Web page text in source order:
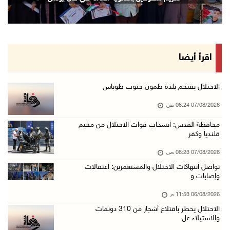
06/آب/2026 10:01 م
رئيس بلدية الخليل يطلع وفدا أميركيا على تطورا ...
إصابة مسن بجروح ورضوض إثر اعتداء جيش الاحتلال ...
06/آب/2026 09:13 م
06/آب/2026 09:08 م
الرئيس يستقبل مجلس بلدية رام الله ويشدد على د ...
06/آب/2026 08:36 م
الاحتلال يوسع حملات الدهم والاعتقال في قلنديا ...
اقرأ أيضا
الاحتلال يقتحم بلدة طمون جنوب طوباس
07/08/2026 08:24 ص
محافظة القدس: انسحاب قوات الاحتلال من مخيم
قلنديا وكفر
07/08/2026 08:23 ص
تواصل انتهاكات الاحتلال والمستعمرين: اعتقالات
وإصابات و
06/08/2026 11:53 م
الاحتلال يخطر باقتلاع أشجار من 310 دونمات
والاستيلاء عل